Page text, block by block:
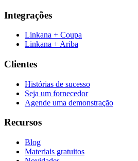
Integrações
Linkana + Coupa
Linkana + Ariba
Clientes
Histórias de sucesso
Seja um fornecedor
Agende uma demonstração
Recursos
Blog
Materiais gratuitos